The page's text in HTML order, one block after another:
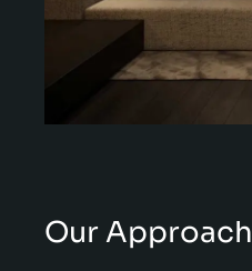
Our Approach